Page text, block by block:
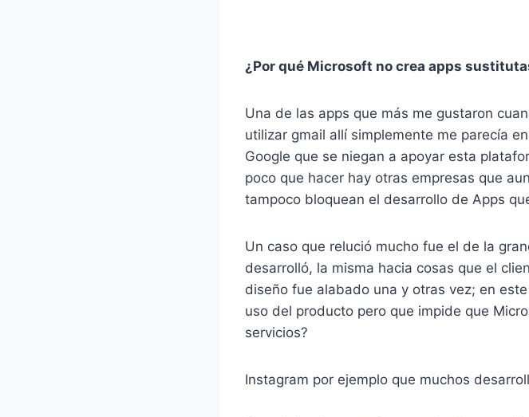
¿Por qué Microsoft no crea apps
Una de las apps que más me gustaron
utilizar gmail allí simplemente me parecía
Google que se niegan a apoyar esta
poco que hacer hay otras empresas que
tampoco bloquean el desarrollo de Apps
Un caso que relució mucho fue el de la
desarrolló, la misma hacia cosas que el
diseño fue alabado una y otras vez; en
uso del producto pero que impide que
servicios?
Instagram por ejemplo que muchos